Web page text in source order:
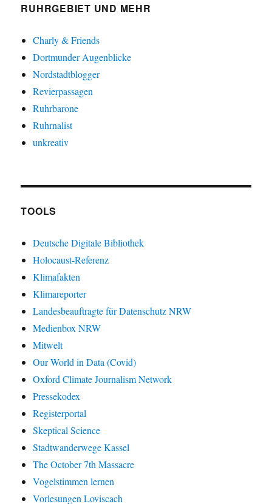
RUHRGEBIET UND MEHR
Charly & Friends
Dortmunder Augenblicke
Nordstadtblogger
Revierpassagen
Ruhrbarone
Ruhrnalist
unkreativ
TOOLS
Deutsche Digitale Bibliothek
Holocaust-Referenz
Klimafakten
Klimareporter
Landesbeauftragte für Datenschutz NRW
Medienbox NRW
Mitwelt
Our World in Data (Covid)
Oxford Climate Journalism Network
Pressekodex
Registerportal
Skeptical Science
Stadtwanderwege Kassel
The October 7th Massacre
Vogelstimmen lernen
Vorlesungen Loviscach